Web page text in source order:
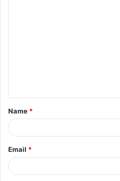
Name *
Email *